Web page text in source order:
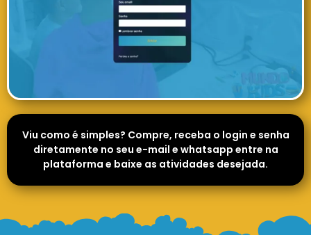
Viu como é simples? Compre, receba o login e senha
diretamente no seu e-mail e whatsapp entre na
plataforma e baixe as atividades desejada.